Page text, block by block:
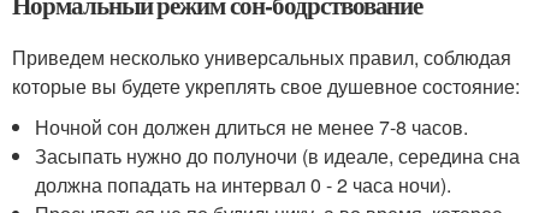
Приведем несколько универсальных правил, соблюдая
которые вы будете укреплять свое душевное состояние:
Ночной сон должен длиться не менее 7-8 часов.
Засыпать нужно до полуночи (в идеале, середина сна
должна попадать на интервал 0 - 2 часа ночи).